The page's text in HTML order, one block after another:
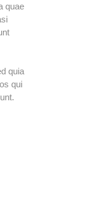
quae
quia
qui